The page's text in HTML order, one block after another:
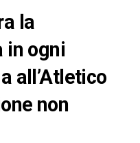
la
in ogni
all’Atletico
non